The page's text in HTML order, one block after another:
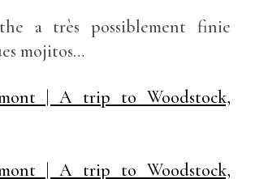
a très possiblement finie
mojitos…